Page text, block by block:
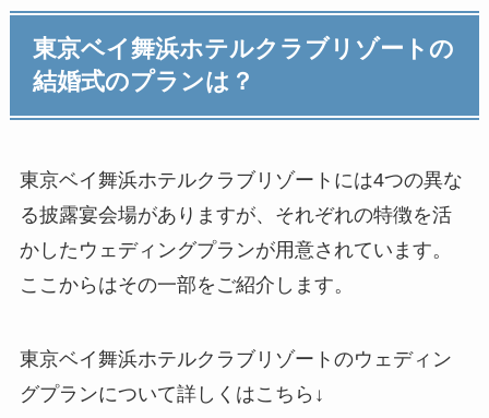
東京ベイ舞浜ホテルクラブリゾートの
結婚式のプランは？
東京ベイ舞浜ホテルクラブリゾートには4つの異な
る披露宴会場がありますが、それぞれの特徴を活
かしたウェディングプランが用意されています。
ここからはその一部をご紹介します。
東京ベイ舞浜ホテルクラブリゾートのウェディン
グプランについて詳しくはこちら↓